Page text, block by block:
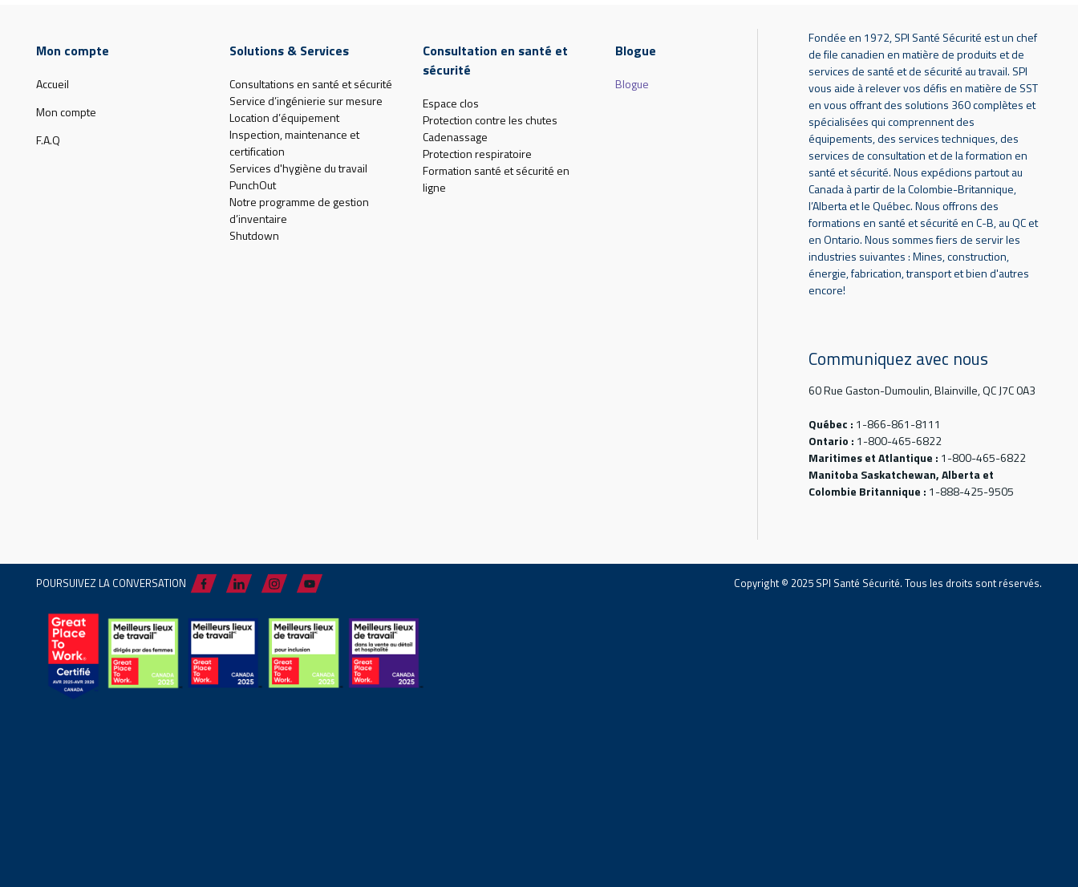
Mon compte
Accueil
Mon compte
F.A.Q
Solutions & Services
Consultations en santé et sécurité
Service d’ingénierie sur mesure
Location d’équipement
Inspection, maintenance et
certification
Services d'hygiène du travail
PunchOut
Notre programme de gestion
d’inventaire
Shutdown
Consultation en santé et
sécurité
Espace clos
Protection contre les chutes
Cadenassage
Protection respiratoire
Formation santé et sécurité en
ligne
Blogue
Blogue
Fondée en 1972, SPI Santé Sécurité est un chef
de file canadien en matière de produits et de
services de santé et de sécurité au travail. SPI
vous aide à relever vos défis en matière de SST
en vous offrant des solutions 360 complètes et
spécialisées qui comprennent des
équipements, des services techniques, des
services de consultation et de la formation en
santé et sécurité. Nous expédions partout au
Canada à partir de la Colombie-Britannique,
l’Alberta et le Québec. Nous offrons des
formations en santé et sécurité en C-B, au QC et
en Ontario. Nous sommes fiers de servir les
industries suivantes : Mines, construction,
énergie, fabrication, transport et bien d'autres
encore!
Communiquez avec nous
60 Rue Gaston-Dumoulin, Blainville, QC J7C 0A3
Québec : 1-866-861-8111
Ontario : 1-800-465-6822
Maritimes et Atlantique : 1-800-465-6822
Manitoba Saskatchewan, Alberta et
Colombie Britannique : 1-888-425-9505
POURSUIVEZ LA CONVERSATION Copyright © 2025 SPI Santé Sécurité. Tous les droits sont réservés.